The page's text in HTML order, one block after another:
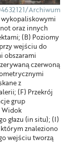
Archiwum
oraz innych
(B) Poziomy
wejściu do
obszarami
czerwoną
z
(F) Przekrój
grup
Widok
głazu (in situ); (I)
znaleziono
wejściu tworzą